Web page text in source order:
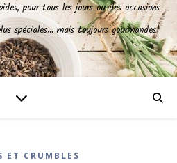
pour tous les jours ou des occasions
spéciales… mais toujours gourmandes!
ET CRUMBLES